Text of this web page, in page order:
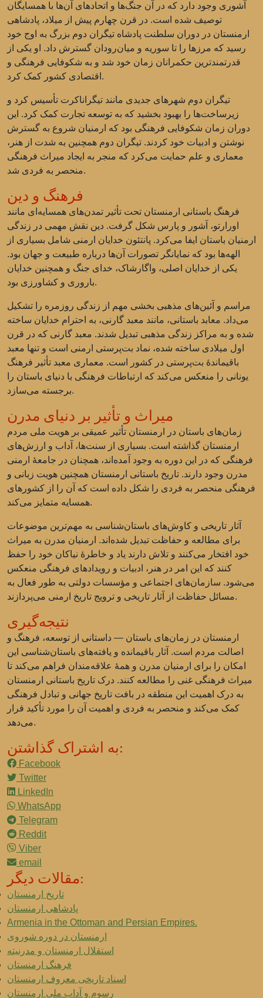
آشوری وجود دارد که در آن جنگ‌ها و اتحادهای آن‌ها با همسایگان
توصیف شده است. در قرن چهارم پیش از میلاد، پادشاهی
ارمنستان در دوران سلطنت پادشاه تیگران دوم بزرگ به اوج خود
رسید که مرزها را تا سوریه و میان‌رودان گسترش داد. او یکی از
قدرتمندترین حکمرانان زمان خود شد و به شکوفایی فرهنگی و
اقتصادی کشور کمک کرد.
تیگران دوم شهرهای جدیدی مانند تیگراناکرت تأسیس کرد و
زیرساخت‌ها را بهبود بخشید که به توسعه تجارت کمک کرد. این
دوران زمان شکوفایی فرهنگی بود که ارمنیان شروع به گسترش
نوشتن و ادبیات خود کردند. تیگران دوم همچنین به شدت از هنر،
معماری و علم حمایت می‌کرد که منجر به ایجاد میراث فرهنگی
منحصر به فردی شد.
فرهنگ و دین
فرهنگ باستانی ارمنستان تحت تأثیر تمدن‌های همسایه‌ای مانند
اورارتو، آشور و پارس شکل گرفت. دین نقش مهمی در زندگی
ارمنیان باستان ایفا می‌کرد. پانتئون خدایان ارمنی شامل بسیاری از
الهه‌ها بود که نمایانگر تصورات آن‌ها درباره طبیعت و جهان بود.
یکی از خدایان اصلی، واگارشاک، خدای جنگ و همچنین خدایان
باروری و کشاورزی بود.
مراسم و آئین‌های مذهبی بخشی مهم از زندگی روزمره را تشکیل
می‌داد. معابد باستانی، مانند معبد گارنی، به احترام خدایان ساخته
شده و به مراکز زندگی مذهبی تبدیل شدند. معبد گارنی که در قرن
اول میلادی ساخته شده، نماد بت‌پرستی ارمنی است و تنها معبد
باقیماندهٔ بت‌پرستی در کشور است. معماری معبد تأثیر فرهنگ
یونانی را منعکس می‌کند که ارتباطات فرهنگی با دنیای باستان را
برجسته می‌سازد.
میراث و تأثیر بر دنیای مدرن
زمان‌های باستان در ارمنستان تأثیر عمیقی بر هویت ملی مردم
ارمنستان گذاشته است. بسیاری از سنت‌ها، آداب و ارزش‌های
فرهنگی که در این دوره به وجود آمده‌اند، همچنان در جامعهٔ ارمنی
مدرن وجود دارند. تاریخ باستانی ارمنستان همچنین هویت زبانی و
فرهنگی منحصر به فردی را شکل داده است که آن را از کشورهای
همسایه متمایز می‌کند.
آثار تاریخی و کاوش‌های باستان‌شناسی به مهم‌ترین موضوعات
برای مطالعه و حفاظت تبدیل شده‌اند. ارمنیان مدرن به میراث
خود افتخار می‌کنند و تلاش دارند یاد و خاطرهٔ نیاکان خود را حفظ
کنند که این امر در هنر، ادبیات و رویدادهای فرهنگی منعکس
می‌شود. سازمان‌های اجتماعی و مؤسسات دولتی به طور فعال به
مسائل حفاظت از آثار تاریخی و ترویج تاریخ ارمنی می‌پردازند.
نتیجه‌گیری
ارمنستان در زمان‌های باستان — داستانی از توسعه، فرهنگ و
اصالت مردم است. آثار باقیمانده و یافته‌های باستان‌شناسی این
امکان را برای ارمنیان مدرن و همهٔ علاقه‌مندان فراهم می‌کند تا
میراث فرهنگی غنی را مطالعه کنند. درک تاریخ باستانی ارمنستان
به درک اهمیت این منطقه در بافت تاریخ جهانی و تبادل فرهنگی
کمک می‌کند و منحصر به فردی و اهمیت آن را مورد تأکید قرار
می‌دهد.
به اشتراک گذاشتن:
Facebook
Twitter
LinkedIn
WhatsApp
Telegram
Reddit
Viber
email
مقالات دیگر:
تاریخ ارمنستان
پادشاهی ارمنستان
Armenia in the Ottoman and Persian Empires.
ارمنستان در دوره شوروی
استقلال ارمنستان و مدرنیته
فرهنگ ارمنستان
اسناد تاریخی معروف ارمنستان
رسوم و آداب ملی ارمنستان